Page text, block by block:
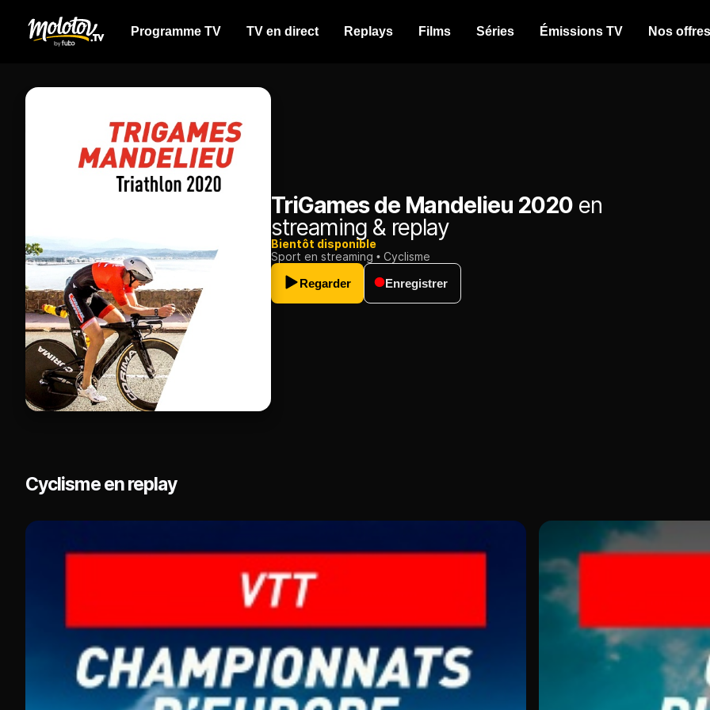
Programme TV TV en direct Replays Films Séries Émissions TV Nos offres
TriGames de Mandelieu 2020en
streaming & replay
Bientôt disponible
Sport en streaming
Cyclisme
Regarder
Enregistrer
Cyclisme en replay